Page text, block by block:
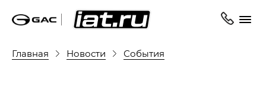
Главная Новости События